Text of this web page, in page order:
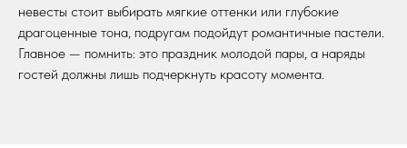
невесты стоит выбирать мягкие оттенки или глубокие
драгоценные тона, подругам подойдут романтичные пастели.
Главное — помнить: это праздник молодой пары, а наряды
гостей должны лишь подчеркнуть красоту момента.